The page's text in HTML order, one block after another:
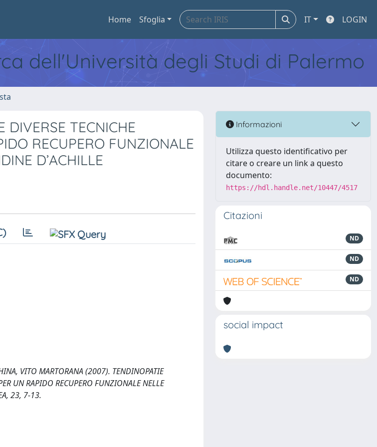
Home Sfoglia IT LOGIN
dell'Università degli Studi di Palermo
DIVERSE TECNICHE
RECUPERO FUNZIONALE
D’ACHILLE
VITO MARTORANA (2007). TENDINOPATIE
UN RAPIDO RECUPERO FUNZIONALE NELLE
23, 7-13.
Informazioni
Utilizza questo identificativo per
citare o creare un link a questo
documento:
https://hdl.handle.net/10447/4517
Citazioni
ND
ND
ND
social impact